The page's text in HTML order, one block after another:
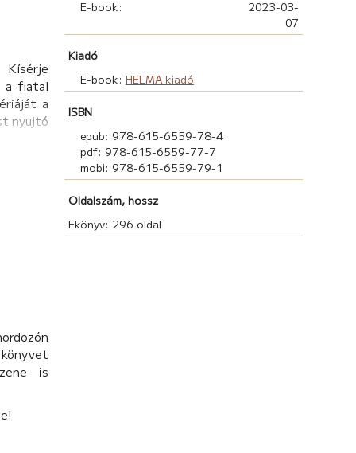
Kísérje
a fiatal
a
nyujtó
is
E-book:
2023-03-
07
Kiadó
E-book: HELMA kiadó
ISBN
epub: 978-615-6559-78-4
pdf: 978-615-6559-77-7
mobi: 978-615-6559-79-1
Oldalszám, hossz
Ekönyv: 296 oldal